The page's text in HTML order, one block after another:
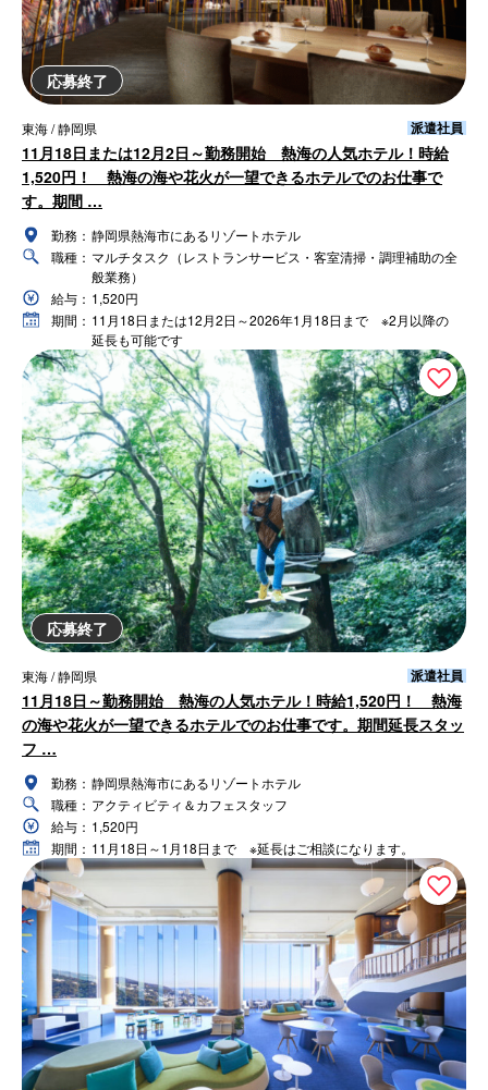
応募終了
東海 / 静岡県 派遣社員
11月18日または12月2日～勤務開始 熱海の人気ホテル！時給
1,520円！ 熱海の海や花火が一望できるホテルでのお仕事で
す。期間 …
勤務： 静岡県熱海市にあるリゾートホテル
職種： マルチタスク（レストランサービス・客室清掃・調理補助の全
般業務）
給与： 1,520円
期間： 11月18日または12月2日～2026年1月18日まで ※2月以降の
延長も可能です
応募終了
東海 / 静岡県 派遣社員
11月18日～勤務開始 熱海の人気ホテル！時給1,520円！ 熱海
の海や花火が一望できるホテルでのお仕事です。期間延長スタッ
フ …
勤務： 静岡県熱海市にあるリゾートホテル
職種： アクティビティ＆カフェスタッフ
給与： 1,520円
期間： 11月18日～1月18日まで ※延長はご相談になります。